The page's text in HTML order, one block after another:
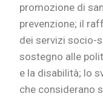
promozione di
prevenzione; il
dei servizi socio-
sostegno alle
e la disabilità; lo
che considerano